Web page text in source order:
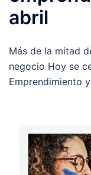
abril
Más de la mitad
negocio Hoy se
Emprendimiento